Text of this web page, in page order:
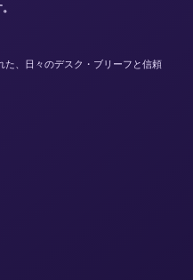
た、日々のデスク・ブリーフと信頼